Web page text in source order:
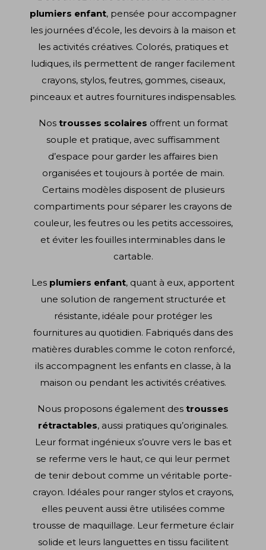
plumiers enfant, pensée pour accompagner
les journées d’école, les devoirs à la maison et
les activités créatives. Colorés, pratiques et
ludiques, ils permettent de ranger facilement
crayons, stylos, feutres, gommes, ciseaux,
pinceaux et autres fournitures indispensables.
Nos trousses scolaires offrent un format
souple et pratique, avec suffisamment
d’espace pour garder les affaires bien
organisées et toujours à portée de main.
Certains modèles disposent de plusieurs
compartiments pour séparer les crayons de
couleur, les feutres ou les petits accessoires,
et éviter les fouilles interminables dans le
cartable.
Les plumiers enfant, quant à eux, apportent
une solution de rangement structurée et
résistante, idéale pour protéger les
fournitures au quotidien. Fabriqués dans des
matières durables comme le coton renforcé,
ils accompagnent les enfants en classe, à la
maison ou pendant les activités créatives.
Nous proposons également des trousses
rétractables, aussi pratiques qu’originales.
Leur format ingénieux s’ouvre vers le bas et
se referme vers le haut, ce qui leur permet
de tenir debout comme un véritable porte-
crayon. Idéales pour ranger stylos et crayons,
elles peuvent aussi être utilisées comme
trousse de maquillage. Leur fermeture éclair
solide et leurs languettes en tissu facilitent